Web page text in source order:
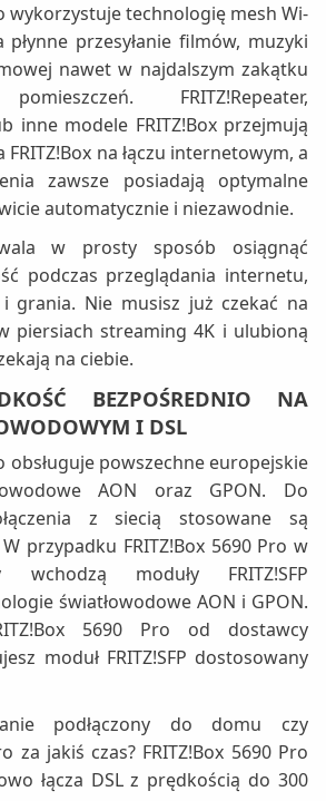
wykorzystuje technologię mesh Wi-
przesyłanie filmów, muzyki
nawet w najdalszym zakątku
FRITZ!Repeater,
inne modele FRITZ!Box przejmują
na łączu internetowym, a
zawsze posiadają optymalne
automatycznie i niezawodnie.
w prosty sposób osiągnąć
podczas przeglądania internetu,
grania. Nie musisz już czekać na
piersiach streaming 4K i ulubioną
na ciebie.
BEZPOŚREDNIO NA
I DSL
obsługuje powszechne europejskie
AON oraz GPON. Do
z siecią stosowane są
W przypadku FRITZ!Box 5690 Pro w
wchodzą moduły FRITZ!SFP
światłowodowe AON i GPON.
5690 Pro od dostawcy
moduł FRITZ!SFP dostosowany
podłączony do domu czy
za jakiś czas? FRITZ!Box 5690 Pro
łącza DSL z prędkością do 300